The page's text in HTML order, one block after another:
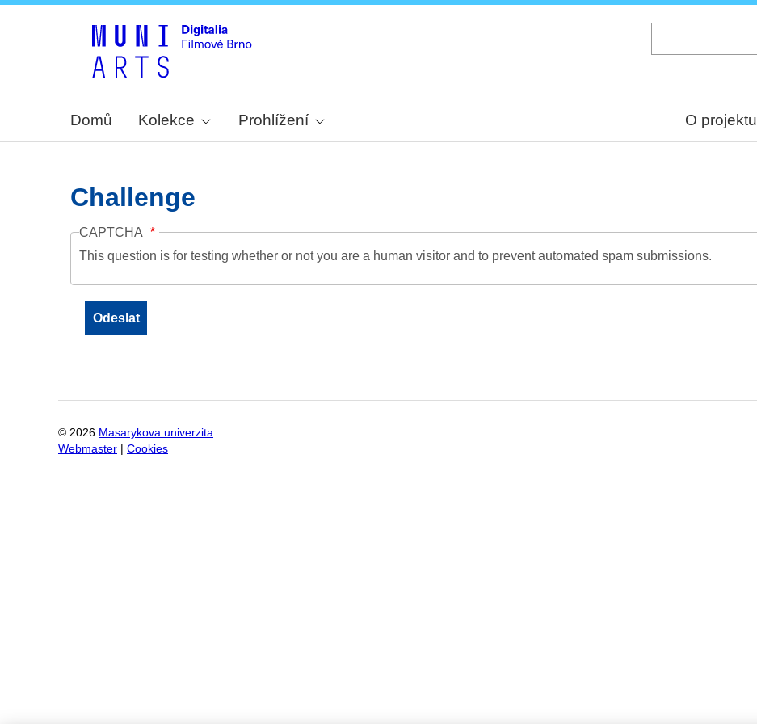
Domů Kolekce Prohlížení O projektu
Challenge
CAPTCHA
This question is for testing whether or not you are a human visitor and to prevent automated spam submissions.
© 2026 Masarykova univerzita
Webmaster
Cookies